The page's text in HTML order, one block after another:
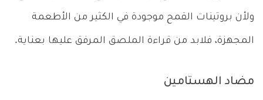
ولأن بروتينات القمح موجودة في الكثير من الأطعمة
المجهزة، فلابد من قراءة الملصق المرفق عليها بعناية.
مضاد الهستامين